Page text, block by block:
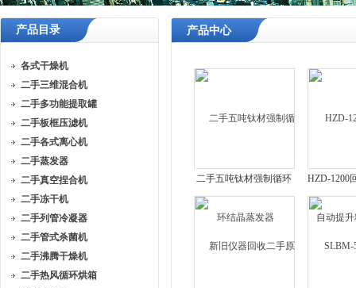
产品目录
各式干燥机
二手三维混合机
二手多功能提取罐
二手板框压滤机
二手各式离心机
二手蒸发器
二手真空捏合机
二手冻干机
二手列管冷凝器
二手管式杀菌机
二手沸腾干燥机
二手热风循环烘箱
产品中心
二手五吨钛材强制循环
结晶蒸发器
HZD-1200
提升料